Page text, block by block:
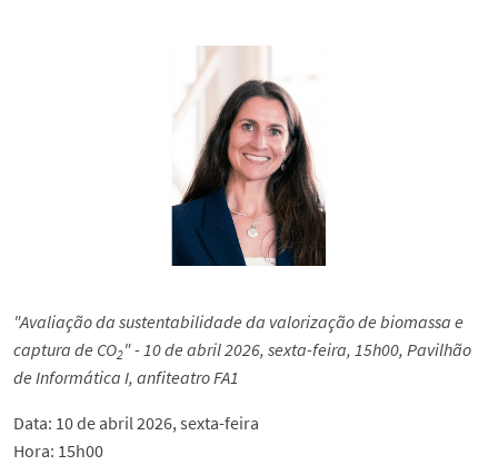
"Avaliação da sustentabilidade da valorização de biomassa e
captura de CO2" - 10 de abril 2026, sexta-feira, 15h00, Pavilhão
de Informática I, anfiteatro FA1
Data: 10 de abril 2026, sexta-feira
Hora: 15h00